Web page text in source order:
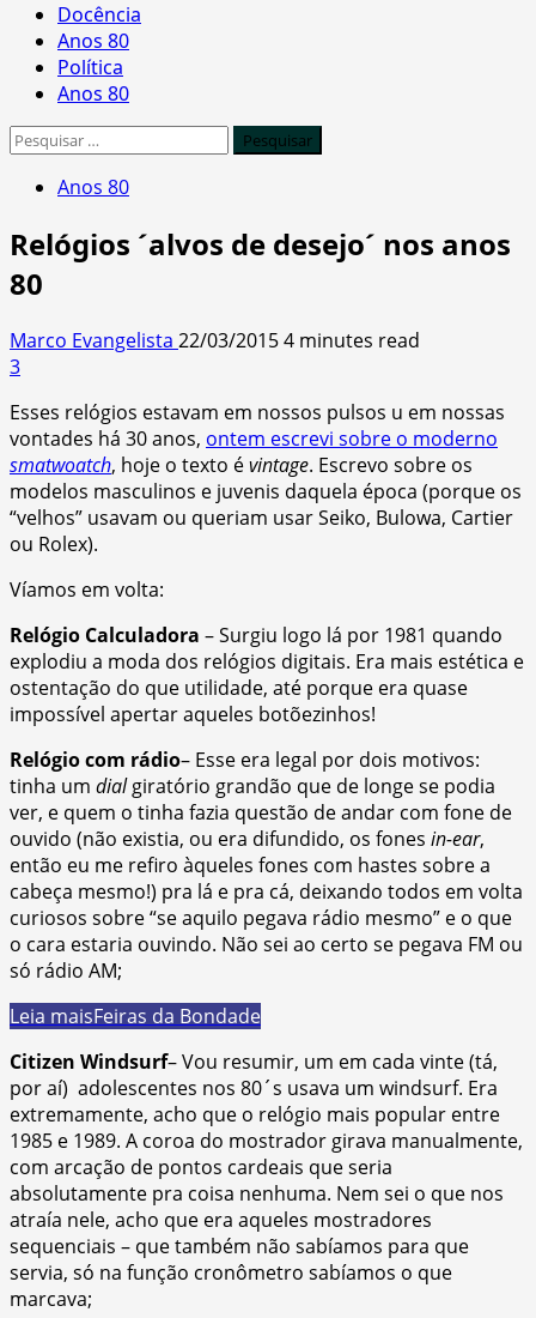
Docência
Anos 80
Política
Anos 80
Pesquisar
Anos 80
Relógios ´alvos de desejo´ nos anos
80
Marco Evangelista 22/03/20154 minutes read
3
Esses relógios estavam em nossos pulsos u em nossas
vontades há 30 anos, ontem escrevi sobre o moderno
smatwoatch, hoje o texto évintage. Escrevo sobre os
modelos masculinos e juvenis daquela época (porque os
“velhos” usavam ou queriam usar Seiko, Bulowa, Cartier
ou Rolex).
Víamos em volta:
Relógio Calculadora – Surgiu logo lá por 1981 quando
explodiu a moda dos relógios digitais. Era mais estética e
ostentação do que utilidade, até porque era quase
impossível apertar aqueles botõezinhos!
Relógio com rádio– Esse era legal por dois motivos:
tinha um dialgiratório grandão que de longe se podia
ver, e quem o tinha fazia questão de andar com fone de
ouvido (não existia, ou era difundido, os fones in-ear,
então eu me refiro àqueles fones com hastes sobre a
cabeça mesmo!) pra lá e pra cá, deixando todos em volta
curiosos sobre “se aquilo pegava rádio mesmo” e o que
o cara estaria ouvindo. Não sei ao certo se pegava FM ou
só rádio AM;
Leia maisFeiras da Bondade
Citizen Windsurf– Vou resumir, um em cada vinte (tá,
por aí) adolescentes nos 80´s usava um windsurf. Era
extremamente, acho que o relógio mais popular entre
1985 e 1989. A coroa do mostrador girava manualmente,
com arcação de pontos cardeais que seria
absolutamente pra coisa nenhuma. Nem sei o que nos
atraía nele, acho que era aqueles mostradores
sequenciais – que também não sabíamos para que
servia, só na função cronômetro sabíamos o que
marcava;